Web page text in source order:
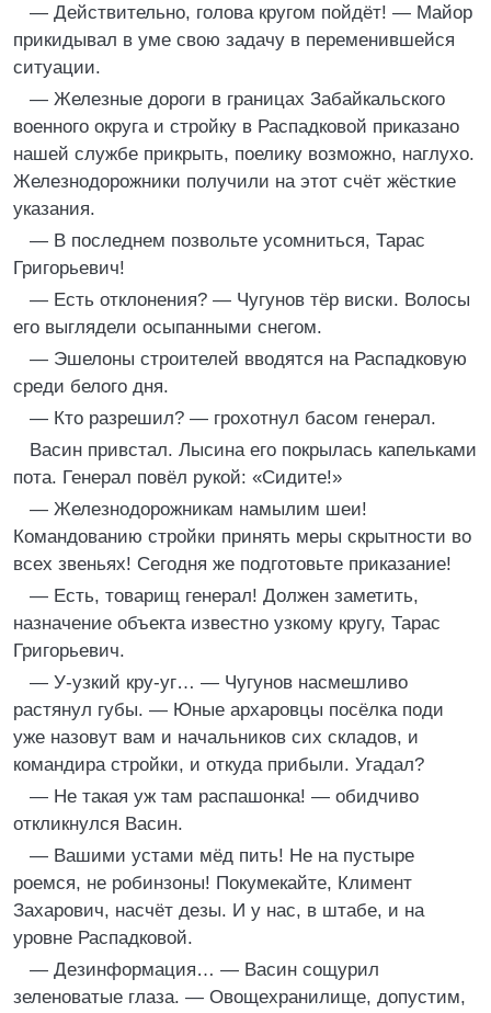
— Действительно, голова кругом пойдёт! — Майор
прикидывал в уме свою задачу в переменившейся
ситуации.
— Железные дороги в границах Забайкальского
военного округа и стройку в Распадковой приказано
нашей службе прикрыть, поелику возможно, наглухо.
Железнодорожники получили на этот счёт жёсткие
указания.
— В последнем позвольте усомниться, Тарас
Григорьевич!
— Есть отклонения? — Чугунов тёр виски. Волосы
его выглядели осыпанными снегом.
— Эшелоны строителей вводятся на Распадковую
среди белого дня.
— Кто разрешил? — грохотнул басом генерал.
Васин привстал. Лысина его покрылась капельками
пота. Генерал повёл рукой: «Сидите!»
— Железнодорожникам намылим шеи!
Командованию стройки принять меры скрытности во
всех звеньях! Сегодня же подготовьте приказание!
— Есть, товарищ генерал! Должен заметить,
назначение объекта известно узкому кругу, Тарас
Григорьевич.
— У-узкий кру-уг… — Чугунов насмешливо
растянул губы. — Юные архаровцы посёлка поди
уже назовут вам и начальников сих складов, и
командира стройки, и откуда прибыли. Угадал?
— Не такая уж там распашонка! — обидчиво
откликнулся Васин.
— Вашими устами мёд пить! Не на пустыре
роемся, не робинзоны! Покумекайте, Климент
Захарович, насчёт дезы. И у нас, в штабе, и на
уровне Распадковой.
— Дезинформация… — Васин сощурил
зеленоватые глаза. — Овощехранилище, допустим,